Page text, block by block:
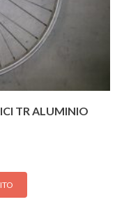
TR ALUMINIO